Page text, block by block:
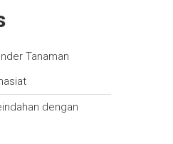
Tanaman
dengan